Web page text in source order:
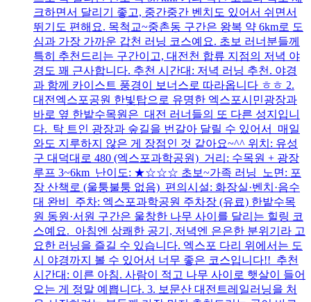
크하면서 달리기 좋고, 중간중간 벤치도 있어서 쉬면서
뛰기도 편해요. 목척교~중촌동 구간은 왕복 약 6km로 도
심과 가장 가까운 갑천 러닝 코스예요. 초보 러너분들께
특히 추천드리는 구간이고, 대전천 합류 지점의 저녁 야
경도 꽤 근사합니다. 추천 시간대: 저녁 러닝 추천. 야경
과 함께 카이스트 풍경이 보너스로 따라옵니다 ㅎㅎ 2.
대전엑스포공원 한빛탑으로 유명한 엑스포시민광장과
바로 옆 한밭수목원은 대전 러너들의 또 다른 성지입니
다. 탁 트인 광장과 숲길을 번갈아 달릴 수 있어서 매일
와도 지루하지 않은 게 장점인 것 같아요~^^ 위치: 유성
구 대덕대로 480 (엑스포과학공원) 거리: 수목원 + 광장
루프 3~6km 난이도: ★☆☆☆ 초보~가족 러닝 노면: 포
장 산책로 (울퉁불퉁 없음) 편의시설: 화장실·벤치·음수
대 완비 주차: 엑스포과학공원 주차장 (유료) 한밭수목
원 동원·서원 구간은 울창한 나무 사이를 달리는 힐링 코
스예요. 아침엔 상쾌한 공기, 저녁엔 은은한 분위기라 고
요한 러닝을 즐길 수 있습니다. 엑스포 다리 위에서는 도
시 야경까지 볼 수 있어서 너무 좋은 코스입니다!! 추천
시간대: 이른 아침. 사람이 적고 나무 사이로 햇살이 들어
오는 게 정말 예쁩니다. 3. 보문산 대전트레일러닝을 처